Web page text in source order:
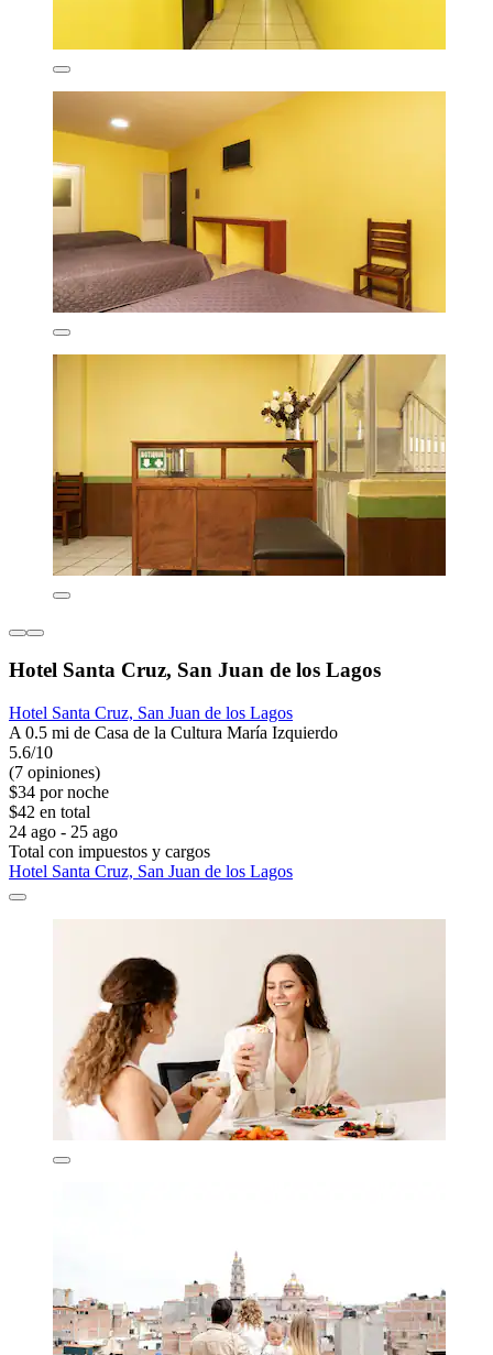
Hotel Santa Cruz, San Juan de los Lagos
Hotel Santa Cruz, San Juan de los Lagos
A 0.5 mi de Casa de la Cultura María Izquierdo
5.6/10
(7 opiniones)
$34 por noche
$42 en total
24 ago - 25 ago
Total con impuestos y cargos
Hotel Santa Cruz, San Juan de los Lagos